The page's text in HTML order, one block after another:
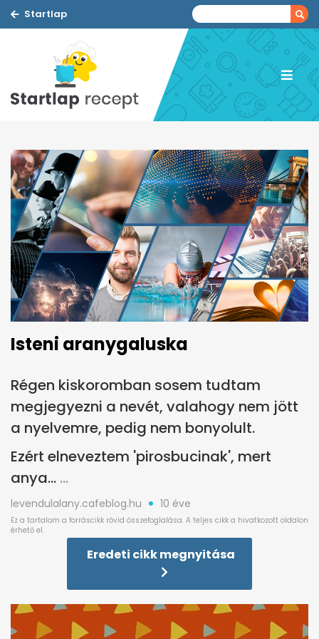
Startlap
Isteni aranygaluska
Régen kiskoromban sosem tudtam
megjegyezni a nevét, valahogy nem jött
a nyelvemre, pedig nem bonyolult.
Ezért elneveztem 'pirosbucinak', mert
anya...
levendulalany.cafeblog.hu 10 éve
Eredeti cikk megnyitása